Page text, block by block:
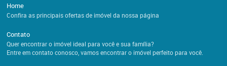
Home
Confira as principais ofertas de imóvel da nossa página
Contato
Quer encontrar o imóvel ideal para você e sua família?
Entre em contato conosco, vamos encontrar o imóvel perfeito para você.